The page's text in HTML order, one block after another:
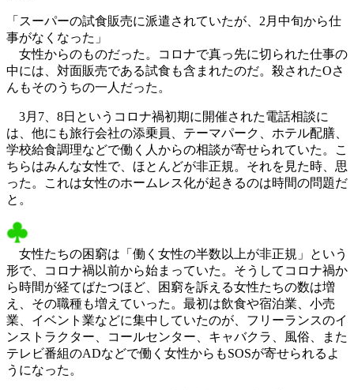
「スーパーの試食販売に派遣されていたが、2月中旬から仕
事がなくなった」
女性からのものだった。コロナで真っ先に切られた仕事の
中には、対面販売である試食も含まれたのだ。殺されたOさ
んもそのうちの一人だった。
3月7、8日というコロナ禍初期に開催された電話相談に
は、他にも旅行会社の添乗員、テーマパーク、ホテル配膳、
学校給食調理などで働く人からの相談が寄せられていた。こ
ちらはみんな女性で、ほとんどが非正規。それを見た時、思
った。これは女性のホームレス化が起きるのは時間の問題だ
と。
女性たちの困窮は「働く女性の半数以上が非正規」という
形で、コロナ禍以前から始まっていた。そうしてコロナ禍か
ら時間が経てばたつほど、困窮を訴える女性たちの数は増
え、その職種も増えていった。最初は飲食や宿泊業、小売
業、イベント業などに集中していたのが、フリーランスのイ
ンストラクター、コールセンター、キャバクラ、風俗、また
テレビ番組のADなどで働く女性からもSOSが寄せられるよ
うになった。